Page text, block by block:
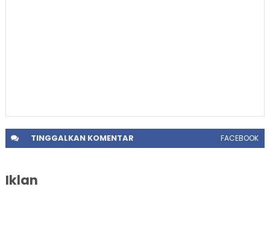
TINGGALKANKOMENTAR FACEBOOK
Iklan